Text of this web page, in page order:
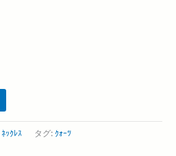
ﾈｯｸﾚｽ タグ: ｸｫｰﾂ